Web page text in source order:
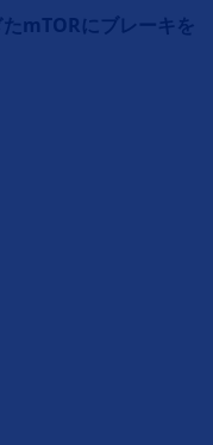
mTORにブレーキを